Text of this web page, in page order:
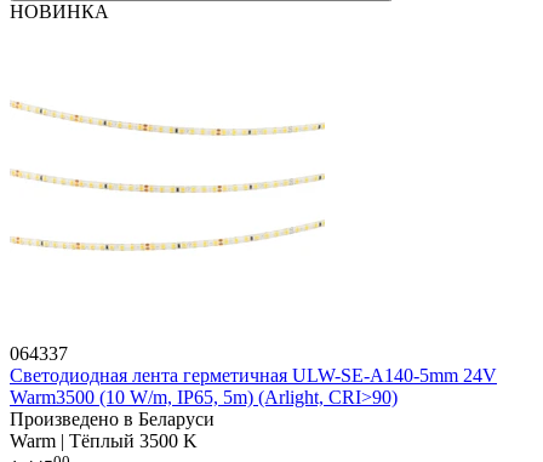
НОВИНКА
064337
Светодиодная лента герметичная ULW-SE-A140-5mm 24V
Warm3500 (10 W/m, IP65, 5m) (Arlight, CRI>90)
Произведено в Беларуси
Warm | Тёплый 3500 K